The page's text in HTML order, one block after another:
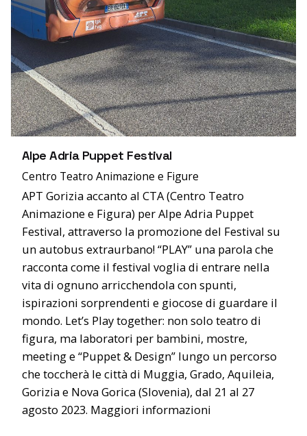
Alpe Adria Puppet Festival
Centro Teatro Animazione e Figure
APT Gorizia accanto al CTA (Centro Teatro
Animazione e Figura) per Alpe Adria Puppet
Festival, attraverso la promozione del Festival su
un autobus extraurbano! “PLAY” una parola che
racconta come il festival voglia di entrare nella
vita di ognuno arricchendola con spunti,
ispirazioni sorprendenti e giocose di guardare il
mondo. Let’s Play together: non solo teatro di
figura, ma laboratori per bambini, mostre,
meeting e “Puppet & Design” lungo un percorso
che toccherà le città di Muggia, Grado, Aquileia,
Gorizia e Nova Gorica (Slovenia), dal 21 al 27
agosto 2023. Maggiori informazioni